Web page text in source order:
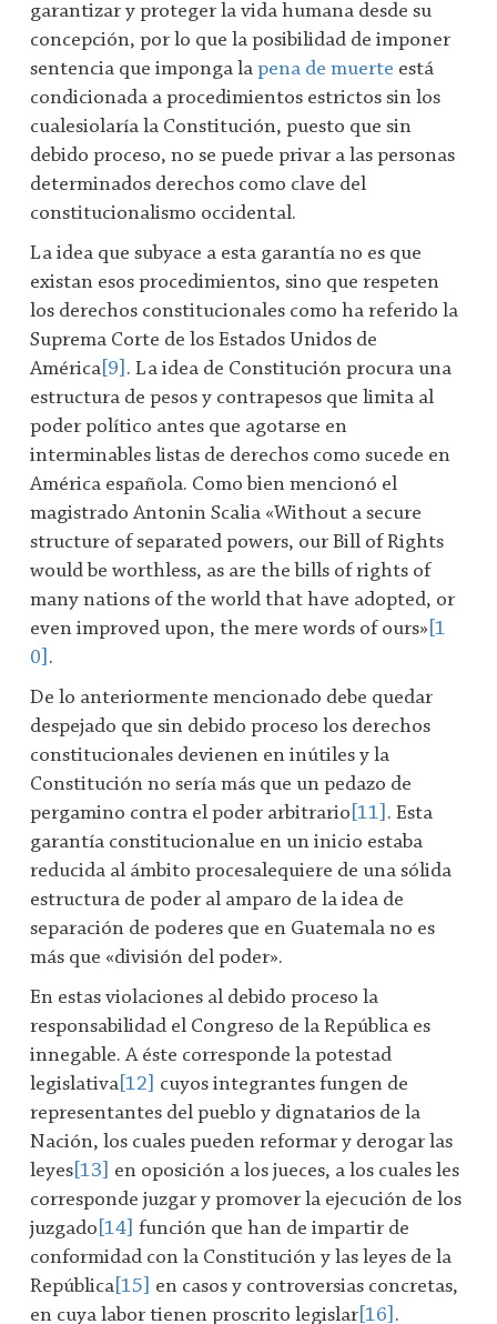
garantizar y proteger la vida humana desde su
concepción, por lo que la posibilidad de imponer
sentencia que imponga la pena de muerte está
condicionada a procedimientos estrictos sin los
cualesiolaría la Constitución, puesto que sin
debido proceso, no se puede privar a las personas
determinados derechos como clave del
constitucionalismo occidental.
La idea que subyace a esta garantía no es que
existan esos procedimientos, sino que respeten
los derechos constitucionales como ha referido la
Suprema Corte de los Estados Unidos de
América [9] . La idea de Constitución procura una
estructura de pesos y contrapesos que limita al
poder político antes que agotarse en
interminables listas de derechos como sucede en
América española. Como bien mencionó el
magistrado Antonin Scalia «Without a secure
structure of separated powers, our Bill of Rights
would be worthless, as are the bills of rights of
many nations of the world that have adopted, or
even improved upon, the mere words of ours» [1
0] .
De lo anteriormente mencionado debe quedar
despejado que sin debido proceso los derechos
constitucionales devienen en inútiles y la
Constitución no sería más que un pedazo de
pergamino contra el poder arbitrario [11] . Esta
garantía constitucionalue en un inicio estaba
reducida al ámbito procesalequiere de una sólida
estructura de poder al amparo de la idea de
separación de poderes que en Guatemala no es
más que «división del poder».
En estas violaciones al debido proceso la
responsabilidad el Congreso de la República es
innegable. A éste corresponde la potestad
legislativa [12]
cuyos integrantes fungen de
representantes del pueblo y dignatarios de la
Nación, los cuales pueden reformar y derogar las
leyes [13]
en oposición a los jueces, a los cuales les
corresponde juzgar y promover la ejecución de los
juzgado [14] función que han de impartir de
conformidad con la Constitución y las leyes de la
República [15]
en casos y controversias concretas,
en cuya labor tienen proscrito legislar [16] .